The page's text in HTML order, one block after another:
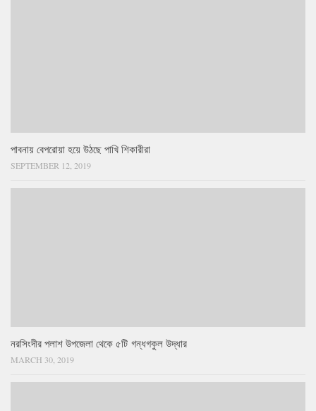
পাবনায় বেপরোয়া হয়ে উঠছে পাখি শিকারীরা
SEPTEMBER 12, 2019
নরসিংদীর পলাশ উপজেলা থেকে ৫টি গন্ধগকুল উদ্ধার
MARCH 30, 2019